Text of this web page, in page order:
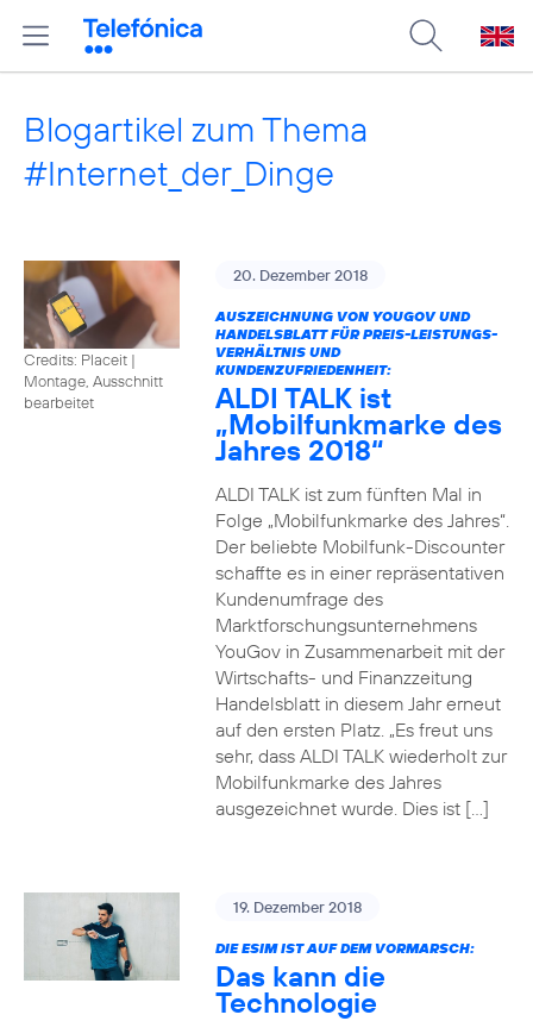
Blogartikel zum Thema
#Internet_der_Dinge
Credits: Placeit |
Montage, Ausschnitt
bearbeitet
20. Dezember 2018
AUSZEICHNUNG VON YOUGOV UND
HANDELSBLATT FÜR PREIS-LEISTUNGS-
VERHÄLTNIS UND
KUNDENZUFRIEDENHEIT:
ALDI TALK ist
„Mobilfunkmarke des
Jahres 2018“
ALDI TALK ist zum fünften Mal in
Folge „Mobilfunkmarke des Jahres“.
Der beliebte Mobilfunk-Discounter
schaffte es in einer repräsentativen
Kundenumfrage des
Marktforschungsunternehmens
YouGov in Zusammenarbeit mit der
Wirtschafts- und Finanzzeitung
Handelsblatt in diesem Jahr erneut
auf den ersten Platz. „Es freut uns
sehr, dass ALDI TALK wiederholt zur
Mobilfunkmarke des Jahres
ausgezeichnet wurde. Dies ist […]
19. Dezember 2018
DIE ESIM IST AUF DEM VORMARSCH:
Das kann die
Technologie